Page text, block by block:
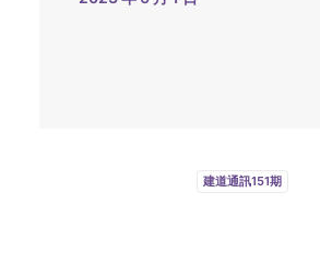
建道通訊151期